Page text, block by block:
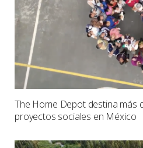
The Home Depot destina más
proyectos sociales en México